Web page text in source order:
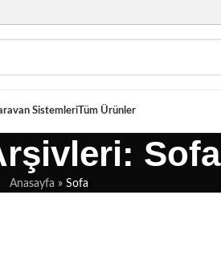
SistemleriTüm Ürünler
Sofa
Anasayfa » Sofa